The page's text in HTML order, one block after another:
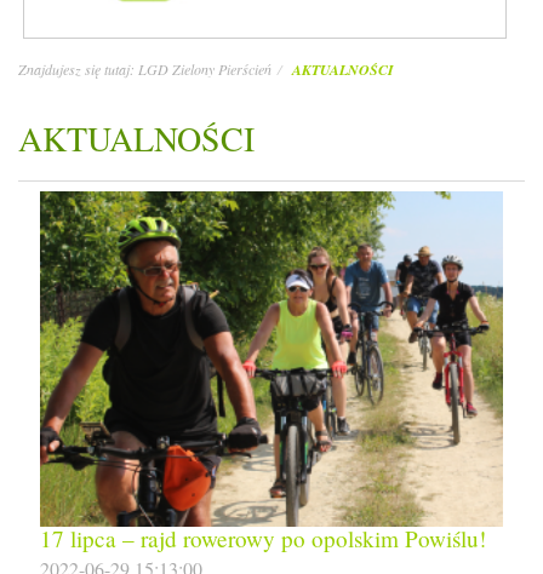
Znajdujesz się tutaj: LGD Zielony Pierścień AKTUALNOŚCI
AKTUALNOŚCI
17 lipca – rajd rowerowy po opolskim Powiślu!
2022-06-29 15:13:00